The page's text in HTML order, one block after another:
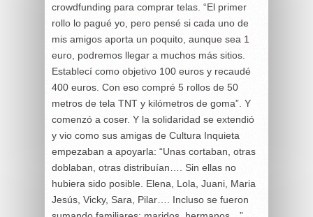
crowdfunding para comprar telas. “El primer
rollo lo pagué yo, pero pensé si cada uno de
mis amigos aporta un poquito, aunque sea 1
euro, podremos llegar a muchos más sitios.
Establecí como objetivo 100 euros y recaudé
400 euros. Con eso compré 5 rollos de 50
metros de tela TNT y kilómetros de goma”. Y
comenzó a coser. Y la solidaridad se extendió
y vio como sus amigas de Cultura Inquieta
empezaban a apoyarla: “Unas cortaban, otras
doblaban, otras distribuían…. Sin ellas no
hubiera sido posible. Elena, Lola, Juani, Maria
Jesús, Vicky, Sara, Pilar…. Incluso se fueron